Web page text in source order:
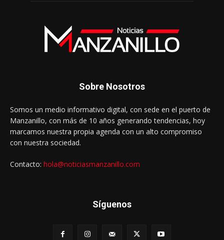
Sobre Nosotros
Somos un medio informativo digital, con sede en el puerto de
Manzanillo, con más de 10 años generando tendencias, hoy
marcamos nuestra propia agenda con un alto compromiso
con nuestra sociedad.
Contacto: hola@noticiasmanzanillo.com
Síguenos